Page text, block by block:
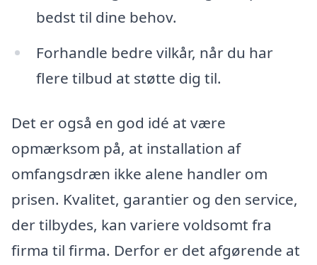
bedst til dine behov.
Forhandle bedre vilkår, når du har
flere tilbud at støtte dig til.
Det er også en god idé at være
opmærksom på, at installation af
omfangsdræn ikke alene handler om
prisen. Kvalitet, garantier og den service,
der tilbydes, kan variere voldsomt fra
firma til firma. Derfor er det afgørende at